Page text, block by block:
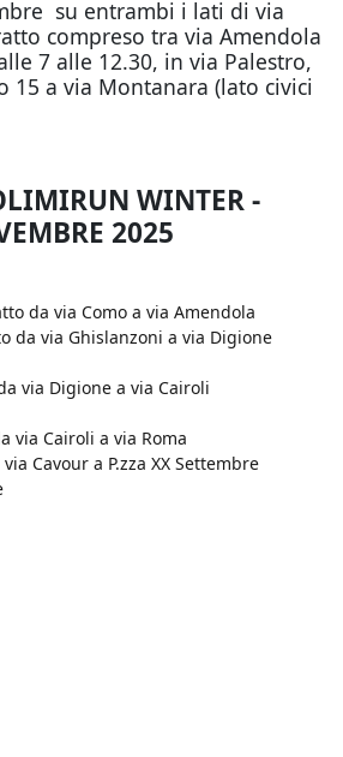
su entrambi i lati di via
compreso tra via Amendola
7 alle 12.30, in via Palestro,
15 a via Montanara (lato civici
WINTER -
2025
da via Como a via Amendola
da via Ghislanzoni a via Digione
via Digione a via Cairoli
via Cairoli a via Roma
Cavour a P.zza XX Settembre